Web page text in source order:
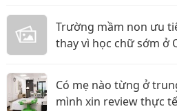
Trường mầm non ưu
thay vì học chữ sớm ở
Có mẹ nào từng ở
mình xin review thực tế